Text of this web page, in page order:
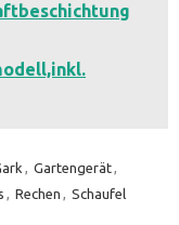
, Gartengerät,
, Rechen , Schaufel